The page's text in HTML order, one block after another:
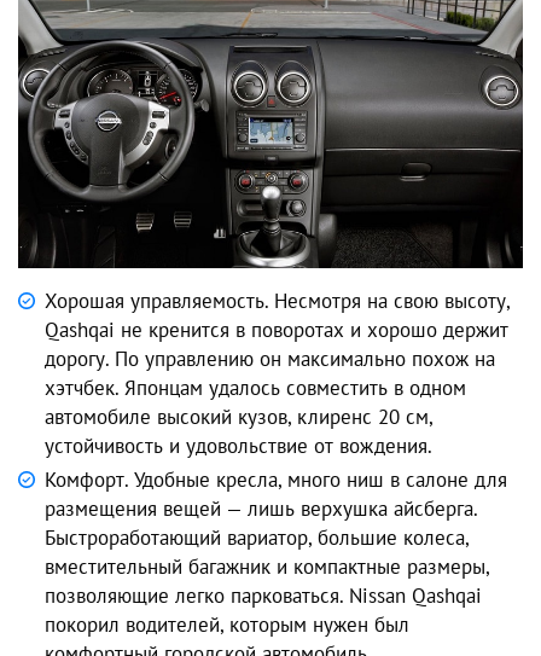
Хорошая управляемость. Несмотря на свою высоту,
Qashqai не кренится в поворотах и хорошо держит
дорогу. По управлению он максимально похож на
хэтчбек. Японцам удалось совместить в одном
автомобиле высокий кузов, клиренс 20 см,
устойчивость и удовольствие от вождения.
Комфорт. Удобные кресла, много ниш в салоне для
размещения вещей — лишь верхушка айсберга.
Быстроработающий вариатор, большие колеса,
вместительный багажник и компактные размеры,
позволяющие легко парковаться. Nissan Qashqai
покорил водителей, которым нужен был